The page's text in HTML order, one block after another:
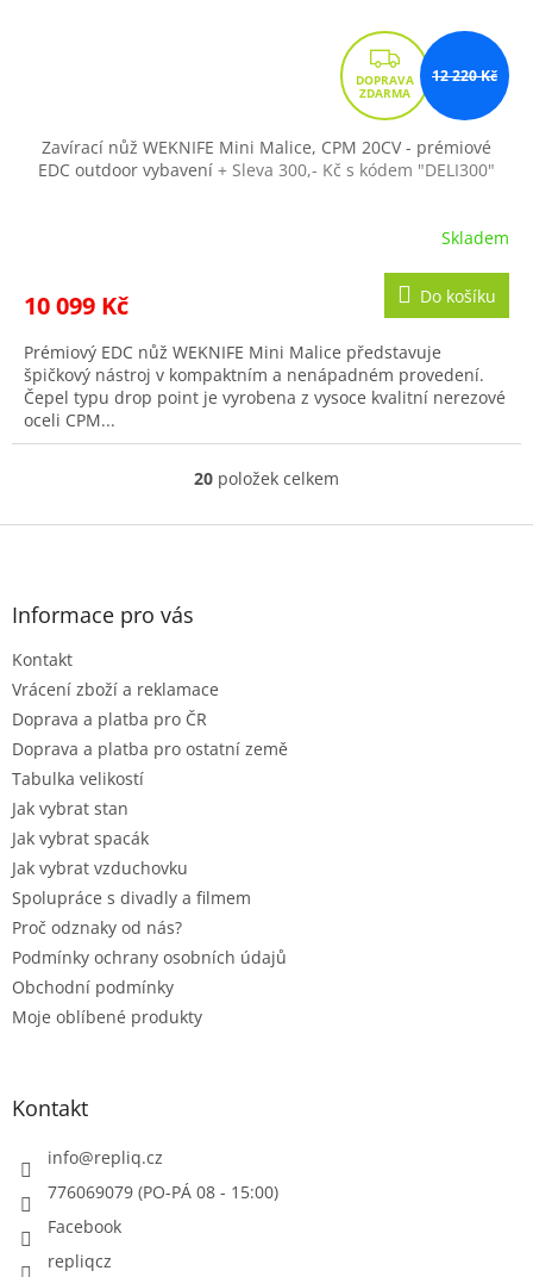
Z
D
A
R
M
12 220 Kč
Zavírací nůž WEKNIFE Mini Malice, CPM 20CV - prémiové
EDC outdoor vybavení + Sleva 300,- Kč s kódem "DELI300"
Skladem
10 099 Kč Do košíku
Prémiový EDC nůž WEKNIFE Mini Malice představuje
špičkový nástroj v kompaktním a nenápadném provedení.
Čepel typu drop point je vyrobena z vysoce kvalitní nerezové
oceli CPM...
O
l
y
20 položek celkem
Z
Informace pro vás
Kontakt
Vrácení zboží a reklamace
Doprava a platba pro ČR
Doprava a platba pro ostatní země
Tabulka velikostí
Jak vybrat stan
Jak vybrat spacák
Jak vybrat vzduchovku
Spolupráce s divadly a filmem
Proč odznaky od nás?
Podmínky ochrany osobních údajů
Obchodní podmínky
Moje oblíbené produkty
Kontakt
info@repliq.cz
776069079 (PO-PÁ 08 - 15:00)
Facebook
repliqcz